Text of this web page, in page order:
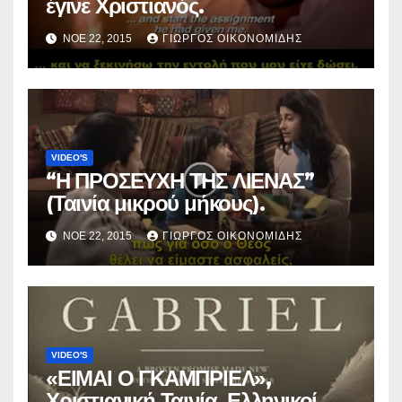
έγινε Χριστιανός.
ΝΟΈ 22, 2015 ΓΙΏΡΓΟΣ ΟΙΚΟΝΟΜΊΔΗΣ
VIDEO'S
“Η ΠΡΟΣΕΥΧΗ ΤΗΣ ΛΙΕΝΑΣ”
(Ταινία μικρού μήκους).
ΝΟΈ 22, 2015 ΓΙΏΡΓΟΣ ΟΙΚΟΝΟΜΊΔΗΣ
VIDEO'S
«ΕΙΜΑΙ Ο ΓΚΑΜΠΡΙΕΛ»,